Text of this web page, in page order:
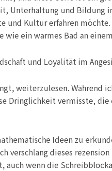
Unterhaltung und Bildung
und Kultur erfahren
ein warmes Bad an
und Loyalität im
weiterzulesen. Während
Dringlichkeit vermisste,
Ideen zu
verschlang dieses
auch wenn die